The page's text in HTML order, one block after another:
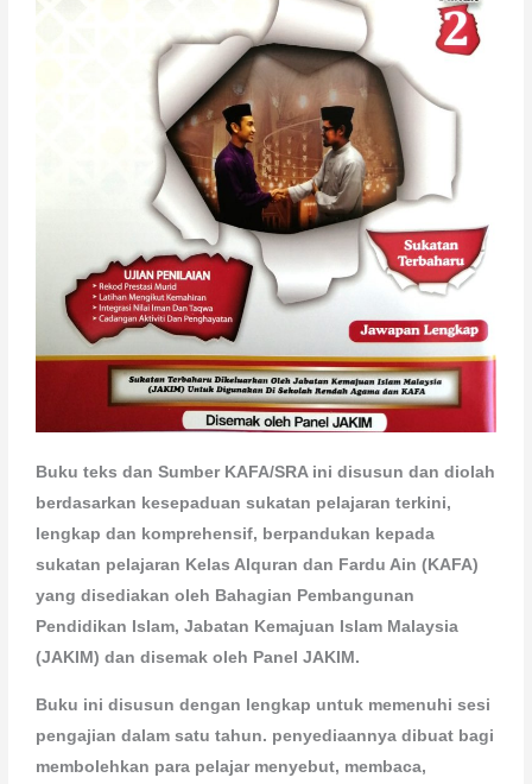
Buku teks dan Sumber KAFA/SRA ini disusun dan diolah
berdasarkan kesepaduan sukatan pelajaran terkini,
lengkap dan komprehensif, berpandukan kepada
sukatan pelajaran Kelas Alquran dan Fardu Ain (KAFA)
yang disediakan oleh Bahagian Pembangunan
Pendidikan Islam, Jabatan Kemajuan Islam Malaysia
(JAKIM) dan disemak oleh Panel JAKIM.
Buku ini disusun dengan lengkap untuk memenuhi sesi
pengajian dalam satu tahun. penyediaannya dibuat bagi
membolehkan para pelajar menyebut, membaca,